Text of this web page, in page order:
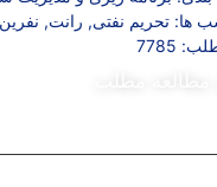
ها: تحریم نفتی, رانت,
7785